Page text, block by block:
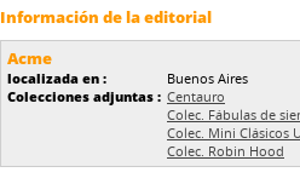
Información de la editorial
Acme
localizada en :
Buenos Aires
Colecciones adjuntas : Centauro
Colec. Fábulas de
Colec. Mini Clásicos
Colec. Robin Hood